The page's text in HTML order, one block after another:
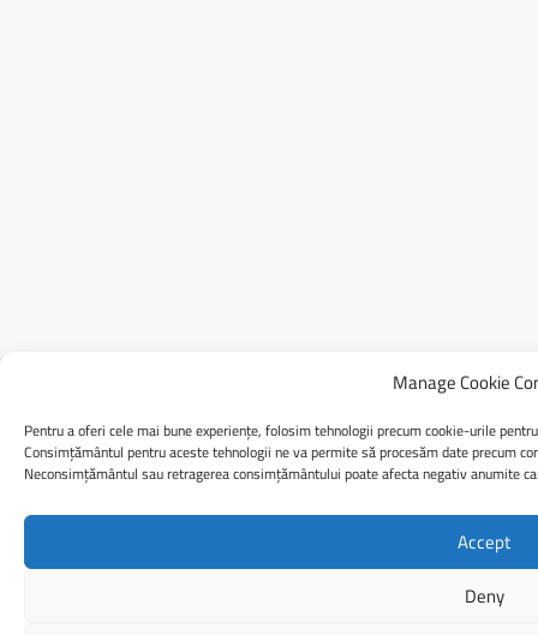
Manage Cookie
Pentru a oferi cele mai bune experiențe, folosim tehnologii precum cookie-urile
Consimțământul pentru aceste tehnologii ne va permite să procesăm date precum
Neconsimțământul sau retragerea consimțământului poate afecta negativ anumite
Accept
Deny